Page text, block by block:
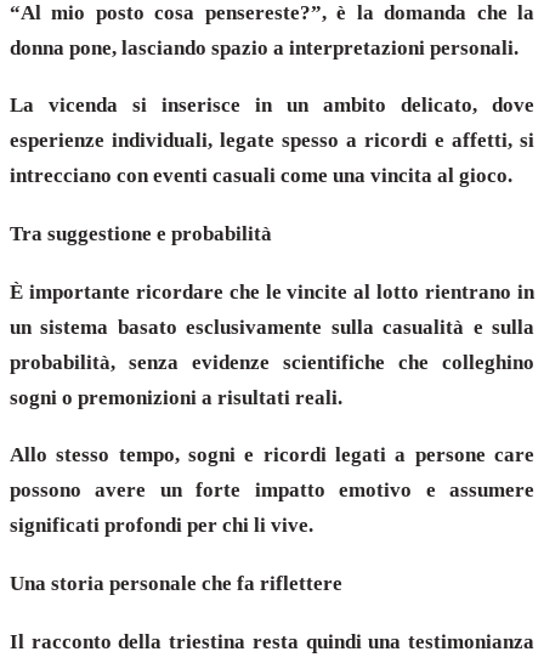
“Al mio posto cosa pensereste?”, è la domanda che la
donna pone, lasciando spazio a interpretazioni personali.
La vicenda si inserisce in un ambito delicato, dove
esperienze individuali, legate spesso a ricordi e affetti, si
intrecciano con eventi casuali come una vincita al gioco.
Tra suggestione e probabilità
È importante ricordare che le vincite al lotto rientrano in
un sistema basato esclusivamente sulla casualità e sulla
probabilità, senza evidenze scientifiche che colleghino
sogni o premonizioni a risultati reali.
Allo stesso tempo, sogni e ricordi legati a persone care
possono avere un forte impatto emotivo e assumere
significati profondi per chi li vive.
Una storia personale che fa riflettere
Il racconto della triestina resta quindi una testimonianza